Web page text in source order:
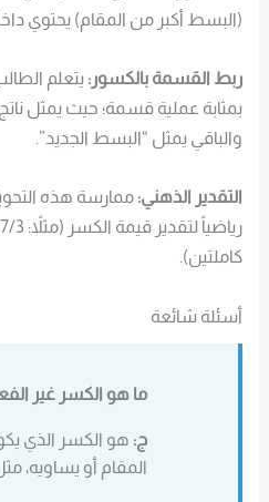
(البسط أكبر من المقام) يحتوي
ربط القسمة بالكسور: يتعلم
بمثابة عملية قسمة؛ حيث يمثل
والباقي يمثل “البسط الجديد”.
التقدير الذهني: ممارسة هذه
كاملتين).
أسئلة شائعة
ما هو الكسر غير
ج: هو الكسر الذي
المقام أو يساويه، مثل 5/